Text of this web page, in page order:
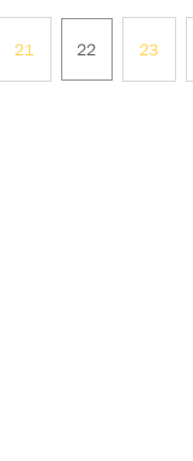
21 22 23